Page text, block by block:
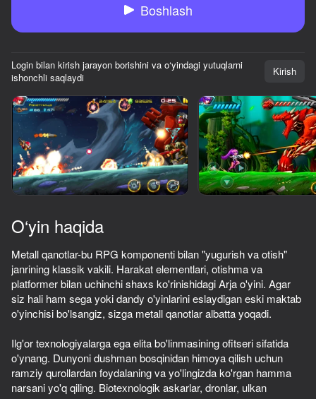
Qurilmani aylantiring
O‘yinlar faqat gorizontal
oriyentatsiyasida ishlaydi
OʻYNASH
Прокачка оружия: Раннер
48
Doom forever
48
КС
44
Куриный
55
Boshlash
Login bilan kirish jarayon borishini va o‘yindagi yutuqlarni
ishonchli saqlaydi
Kirish
O‘yin haqida
Metall qanotlar-bu RPG komponenti bilan "yugurish va otish"
janrining klassik vakili. Harakat elementlari, otishma va
platformer bilan uchinchi shaxs ko'rinishidagi Arja o'yini. Agar
siz hali ham sega yoki dandy o'yinlarini eslaydigan eski maktab
o'yinchisi bo'lsangiz, sizga metall qanotlar albatta yoqadi.
Ilg'or texnologiyalarga ega elita bo'linmasining ofitseri sifatida
o'ynang. Dunyoni dushman bosqinidan himoya qilish uchun
ramziy qurollardan foydalaning va yo'lingizda ko'rgan hamma
narsani yo'q qiling. Biotexnologik askarlar, dronlar, ulkan